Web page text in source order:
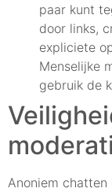
paar kunt
door links,
expliciete
Menselijke
gebruik de
Anoniem